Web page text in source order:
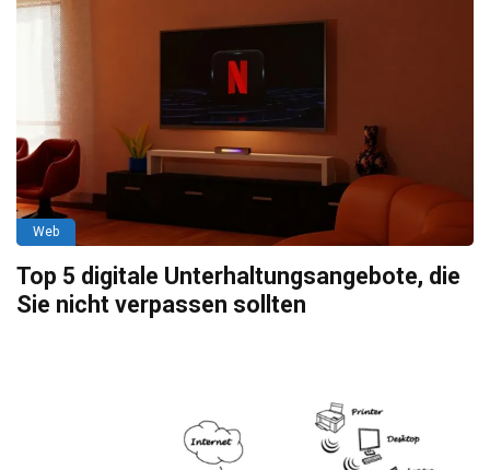
Web
Top 5 digitale Unterhaltungsangebote, die
Sie nicht verpassen sollten